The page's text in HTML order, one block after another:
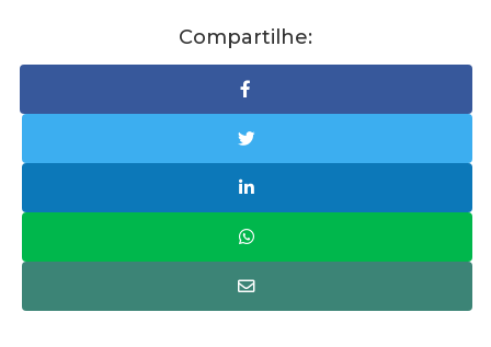
Compartilhe: